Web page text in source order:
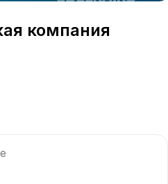
компания